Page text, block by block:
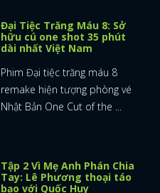
Đại Tiệc Trăng Máu 8: Sở
hữu cú one shot 35 phút
dài nhất Việt Nam
Phim Đại tiệc trăng máu 8
remake hiện tượng phòng vé
Nhật Bản One Cut of the ...
Tập 2 Vì Mẹ Anh Phán Chia
Tay: Lê Phương thoại táo
bạo với Quốc Huy